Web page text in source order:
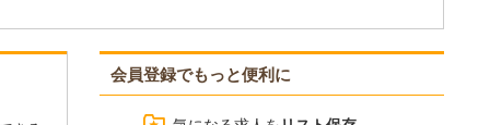
会員登録でもっと便利に